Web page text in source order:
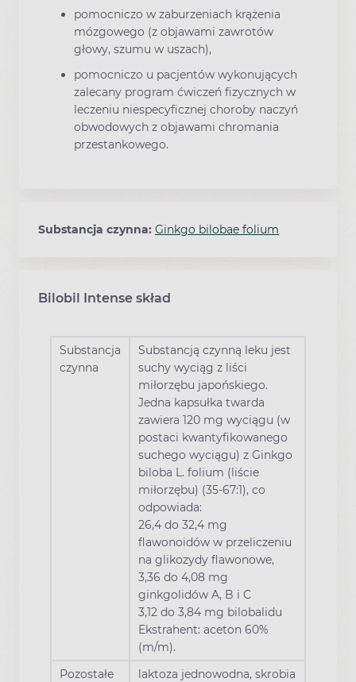
pomocniczo w zaburzeniach krążenia
mózgowego (z objawami zawrotów
głowy, szumu w uszach),
pomocniczo u pacjentów wykonujących
zalecany program ćwiczeń fizycznych w
leczeniu niespecyficznej choroby naczyń
obwodowych z objawami chromania
przestankowego.
Substancja czynna: Ginkgo bilobae folium
Bilobil Intense skład
Substancja
czynna
Substancją czynną leku jest
suchy wyciąg z liści
miłorzębu japońskiego.
Jedna kapsułka twarda
zawiera 120 mg wyciągu (w
postaci kwantyfikowanego
suchego wyciągu) z Ginkgo
biloba L. folium (liście
miłorzębu) (35-67:1), co
odpowiada:
26,4 do 32,4 mg
flawonoidów w przeliczeniu
na glikozydy flawonowe,
3,36 do 4,08 mg
ginkgolidów A, B i C
3,12 do 3,84 mg bilobalidu
Ekstrahent: aceton 60%
(m/m).
Pozostałe
laktoza jednowodna, skrobia